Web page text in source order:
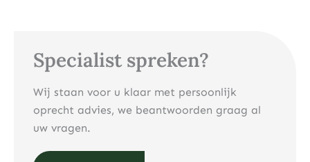
Specialist spreken?
Wij staan voor u klaar met persoonlijk
oprecht advies, we beantwoorden graag al
uw vragen.